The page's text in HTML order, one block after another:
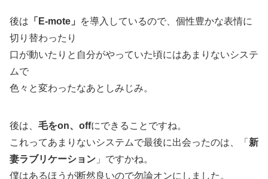
後は 「E-mote」
を導入しているので、個性豊かな表情に
切り替わったり
口が動いたりと自分がやっていた頃にはあまりないシステ
ムで
色々と変わったなあとしみじみ。
後は、 毛をon、offにできることですね。
これってあまりないシステムで最後に出会ったのは、「 新
妻ラブリケーション 」ですかね。
僕はあるほうが断然良いので勿論オンにしました。